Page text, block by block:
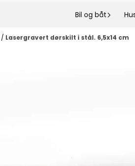
Bil og båt
/ Lasergravert dørskilt i stål. 6,5x14 cm